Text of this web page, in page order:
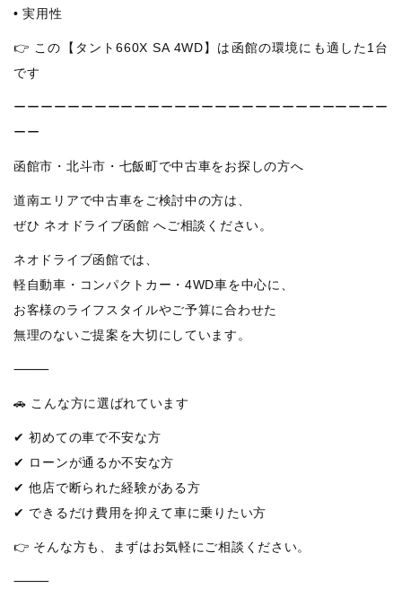
• 実用性
👉 この【タント660X SA 4WD】は函館の環境にも適した1台
です
ーーーーーーーーーーーーーーーーーーーーーーーーーーーー
ーー
函館市・北斗市・七飯町で中古車をお探しの方へ
道南エリアで中古車をご検討中の方は、
ぜひ ネオドライブ函館 へご相談ください。
ネオドライブ函館では、
軽自動車・コンパクトカー・4WD車を中心に、
お客様のライフスタイルやご予算に合わせた
無理のないご提案を大切にしています。
⸻
🚗 こんな方に選ばれています
✔ 初めての車で不安な方
✔ ローンが通るか不安な方
✔ 他店で断られた経験がある方
✔ できるだけ費用を抑えて車に乗りたい方
👉 そんな方も、まずはお気軽にご相談ください。
⸻